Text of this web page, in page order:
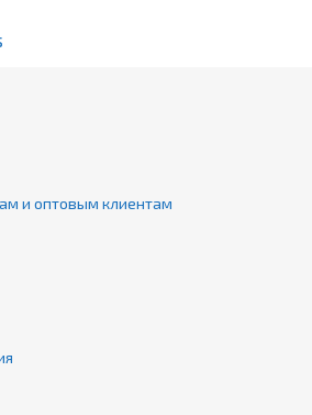
и оптовым клиентам